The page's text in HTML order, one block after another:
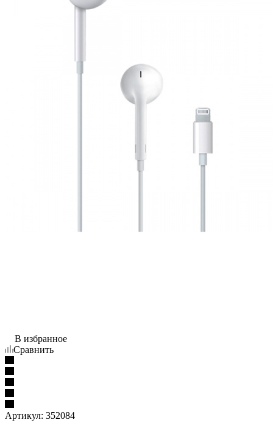
В избранное
Сравнить
Артикул: 352084